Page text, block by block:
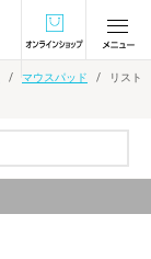
オンラインショ
マウスパッド
リスト